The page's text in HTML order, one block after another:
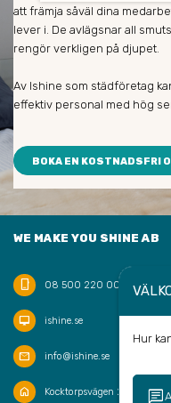
Hur
chat
att främja såväl dina
lever i. De avlägsnar all
rengör verkligen på djupet.
Av Ishine som städföretag
effektiv personal med hög
BOKA EN KOSTNADSFRI
WE MAKE YOU SHINE AB
phone_iphone 08 500 220 00
desktop_mac ishine.se
mail info@ishine.se
home Kocktorpsvägen 20, 132 43